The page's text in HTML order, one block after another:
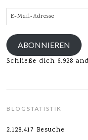
E-
Mail-
Adresse
ABONNIEREN
Schließe dich 6.928
BLOGSTATISTIK
2.128.417 Besuche